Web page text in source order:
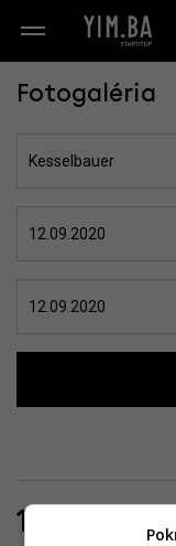
Fotogaléria
12.09.2020